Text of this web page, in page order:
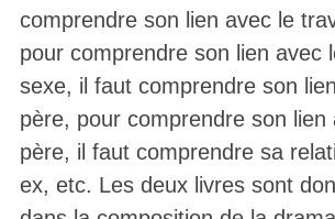
comprendre son lien avec le
pour comprendre son lien avec
sexe, il faut comprendre son
père, pour comprendre son lien
père, il faut comprendre sa
ex, etc. Les deux livres sont